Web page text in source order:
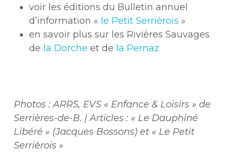
voir les éditions du Bulletin annuel
d’information « le Petit Serrièrois »
en savoir plus sur les Rivières Sauvages
de la Dorche et de la Pernaz
Photos : ARRS, EVS « Enfance & Loisirs » de
Serrières-de-B. | Articles : « Le Dauphiné
Libéré » (Jacques Bossons) et « Le Petit
Serrièrois »